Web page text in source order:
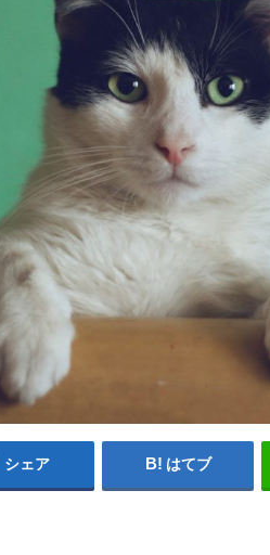
シェア はてブ